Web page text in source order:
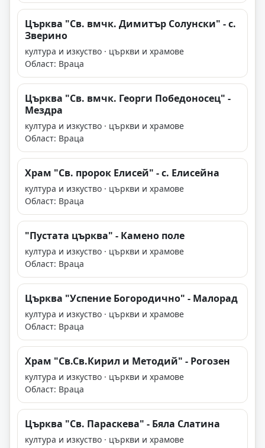
Църква "Св. вмчк. Димитър Солунски" - с.
Зверино
култура и изкуство · църкви и храмове
Област: Враца
Църква "Св. вмчк. Георги Победоносец" -
Мездра
култура и изкуство · църкви и храмове
Област: Враца
Храм "Св. пророк Елисей" - с. Елисейна
култура и изкуство · църкви и храмове
Област: Враца
"Пустата църква" - Камено поле
култура и изкуство · църкви и храмове
Област: Враца
Църква "Успение Богородично" - Малорад
култура и изкуство · църкви и храмове
Област: Враца
Храм "Св.Св.Кирил и Методий" - Рогозен
култура и изкуство · църкви и храмове
Област: Враца
Църква "Св. Параскева" - Бяла Слатина
култура и изкуство · църкви и храмове